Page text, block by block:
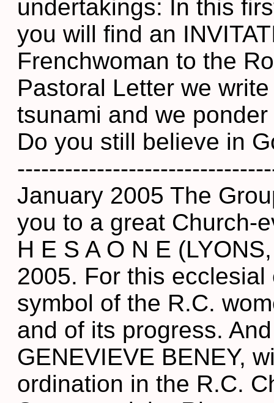
undertakings: In this
you will find an
Frenchwoman to the
Pastoral Letter we
tsunami and we
Do you still believe in
January 2005 The
you to a great Church-
H E S A O N E
2005. For this
symbol of the R.C.
and of its progress.
GENEVIEVE BENEY,
ordination in the R.C.